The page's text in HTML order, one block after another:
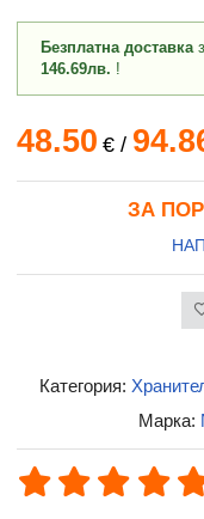
Безплатна доставка
146.69лв. !
48.50 €/
ЗА
Категория:
Марка: